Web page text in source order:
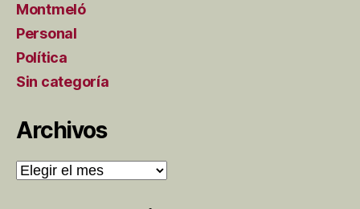
Montmeló
Personal
Política
Sin categoría
Archivos
Archivos